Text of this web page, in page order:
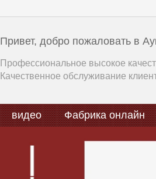
Привет, добро пожаловать в
Профессиональное высокое
Качественное обслуживание
видео Фабрика онлайн